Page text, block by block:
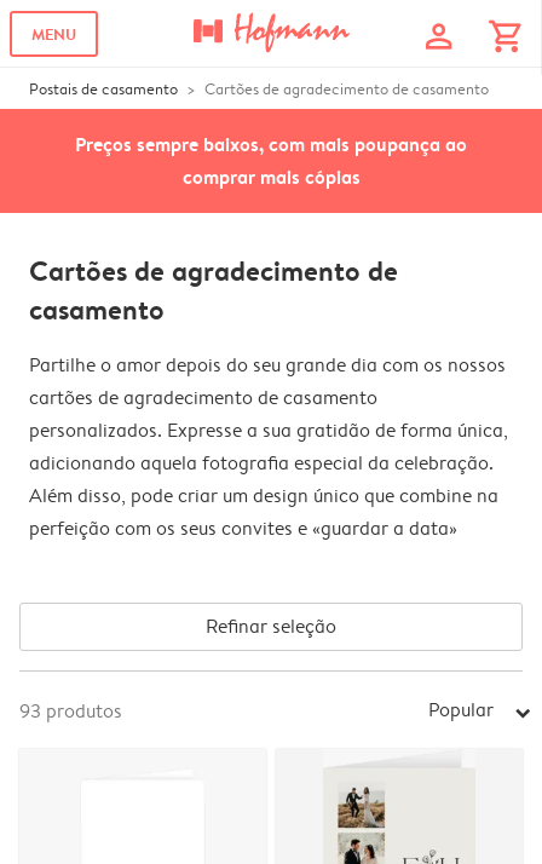
MENU profile shopping_cart
Postais de casamento Cartões de agradecimento de casamento
Preços sempre baixos, com mais poupança ao
comprar mais cópias
Cartões de agradecimento de
casamento
Partilhe o amor depois do seu grande dia com os nossos
cartões de agradecimento de casamento
personalizados. Expresse a sua gratidão de forma única,
adicionando aquela fotografia especial da celebração.
Além disso, pode criar um design único que combine na
perfeição com os seus convites e «guardar a data»
Refinar seleção
93 produtos Popular arrow_right